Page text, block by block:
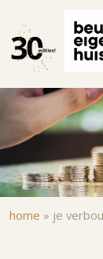
naar
de
gaan
Kruimelpad
home » je